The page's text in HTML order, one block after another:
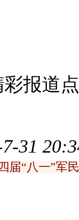
彩报道
31
届“八一”军